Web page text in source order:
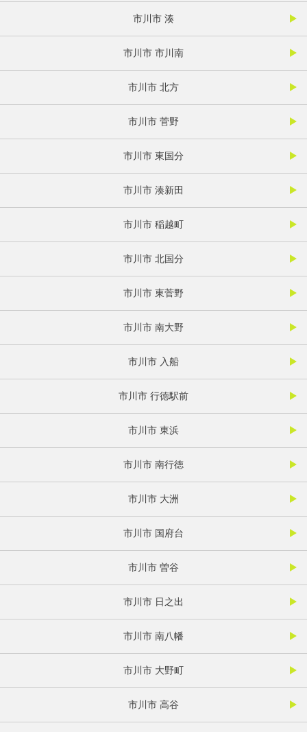
市川市 湊
市川市 市川南
市川市 北方
市川市 菅野
市川市 東国分
市川市 湊新田
市川市 稲越町
市川市 北国分
市川市 東菅野
市川市 南大野
市川市 入船
市川市 行徳駅前
市川市 東浜
市川市 南行徳
市川市 大洲
市川市 国府台
市川市 曽谷
市川市 日之出
市川市 南八幡
市川市 大野町
市川市 高谷